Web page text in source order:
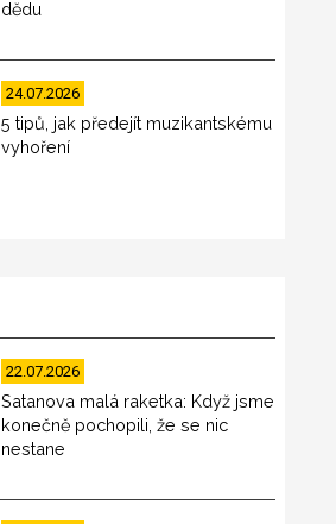
dědu
24.07.2026
5 tipů, jak předejít muzikantskému
vyhoření
22.07.2026
Satanova malá raketka: Když jsme
konečně pochopili, že se nic
nestane